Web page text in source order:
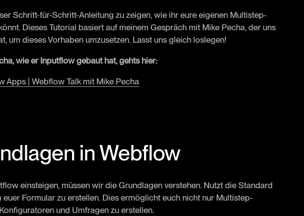
Schritt-für-Schritt-Anleitung zu zeigen, wie ihr eure eigenen Multistep-
Dieses Tutorial basiert auf meinem Gespräch mit Mike Pecha, der uns
um dieses Vorhaben umzusetzen. Lasst uns gleich loslegen!
wie er Inputflow gebaut hat, gehts hier:
Apps | Webflow Talk mit Mike Pecha
in Webflow
einsteigen, müssen wir die Grundlagen verstehen. Nutzt die Standard
Formular zu erstellen. Dies ermöglicht euch nicht nur Multistep-
und Umfragen zu erstellen.